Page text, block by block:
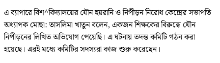
এ ব্যাপারে বিশ^বিদ্যালয়ের যৌন হয়রানি ও নিপীড়ন নিরোধ কেন্দ্রের সভাপতি
অধ্যাপক মোছা: তাসলিমা খাতুন বলেন, একজন শিক্ষকের বিরুদ্ধে যৌন
নিপীড়নের লিখিত অভিযোগ পেয়েছি। এ ঘটনায় তদন্ত কমিটি গঠন করা
হয়েছে। এরই মধ্যে কমিটির সদস্যরা কাজ শুরু করেছেন।